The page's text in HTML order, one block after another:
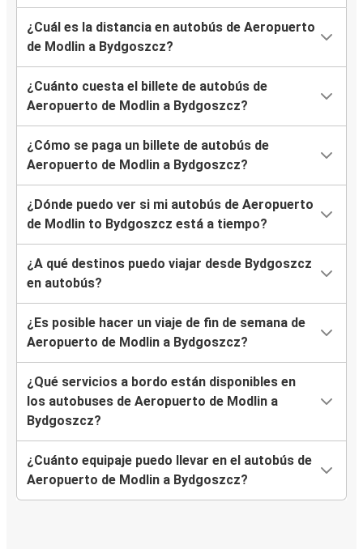
¿Cuál es la distancia en autobús de Aeropuerto
de Modlin a Bydgoszcz?
¿Cuánto cuesta el billete de autobús de
Aeropuerto de Modlin a Bydgoszcz?
¿Cómo se paga un billete de autobús de
Aeropuerto de Modlin a Bydgoszcz?
¿Dónde puedo ver si mi autobús de Aeropuerto
de Modlin to Bydgoszcz está a tiempo?
¿A qué destinos puedo viajar desde Bydgoszcz
en autobús?
¿Es posible hacer un viaje de fin de semana de
Aeropuerto de Modlin a Bydgoszcz?
¿Qué servicios a bordo están disponibles en
los autobuses de Aeropuerto de Modlin a
Bydgoszcz?
¿Cuánto equipaje puedo llevar en el autobús de
Aeropuerto de Modlin a Bydgoszcz?